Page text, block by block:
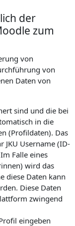
der
zum
von
von
Daten von
sind und die bei
in die
(Profildaten). Das
JKU Username (ID-
Falle eines
wird das
diese Daten kann
Diese Daten
zwingend
eingeben